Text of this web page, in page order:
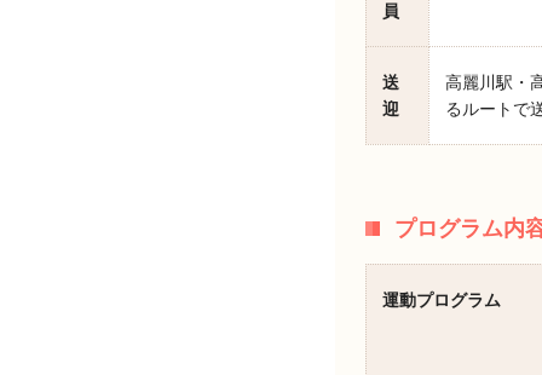
員
送
迎
高麗川駅・
るルートで
プログラム内
運動プログラム